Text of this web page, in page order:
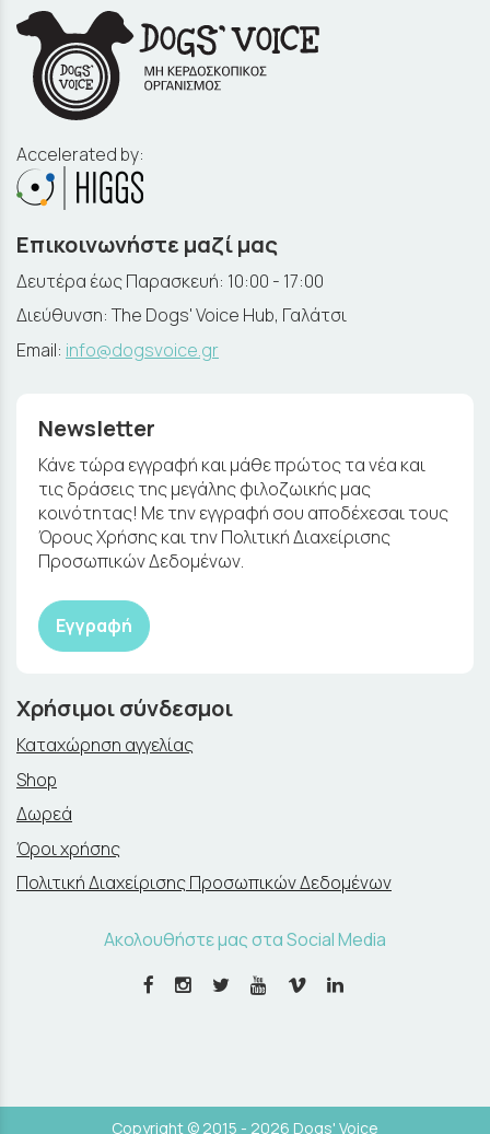
Accelerated by:
Επικοινωνήστε μαζί μας
Δευτέρα έως Παρασκευή: 10:00 - 17:00
Διεύθυνση: The Dogs' Voice Hub, Γαλάτσι
Email: info@dogsvoice.gr
Newsletter
Κάνε τώρα εγγραφή και μάθε πρώτος τα νέα και
τις δράσεις της μεγάλης φιλοζωικής μας
κοινότητας! Με την εγγραφή σου αποδέχεσαι τους
Όρους Χρήσης και την Πολιτική Διαχείρισης
Προσωπικών Δεδομένων.
Εγγραφή
Χρήσιμοι σύνδεσμοι
Καταχώρηση αγγελίας
Shop
Δωρεά
Όροι χρήσης
Πολιτική Διαχείρισης Προσωπικών Δεδομένων
Ακολουθήστε μας στα Social Media
Copyright © 2015 - 2026 Dogs' Voice